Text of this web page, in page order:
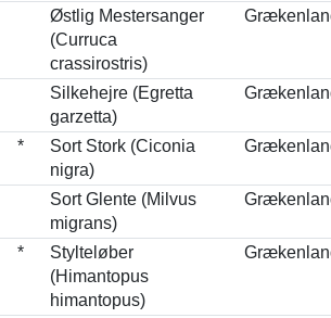
Østlig Mestersanger
(Curruca
crassirostris)
Silkehejre (Egretta
garzetta)
*
Sort Stork (Ciconia
nigra)
Sort Glente (Milvus
migrans)
*
Stylteløber
(Himantopus
himantopus)